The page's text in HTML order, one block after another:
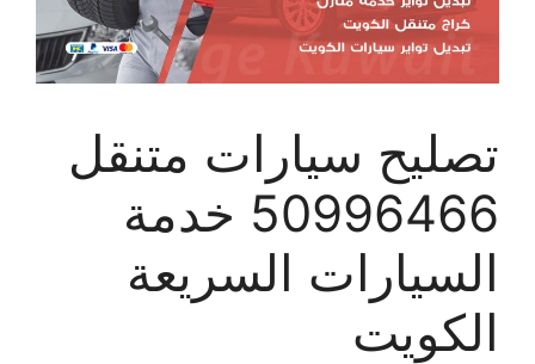
تصليح سيارات متنقل
50996466 خدمة
السيارات السريعة
الكويت